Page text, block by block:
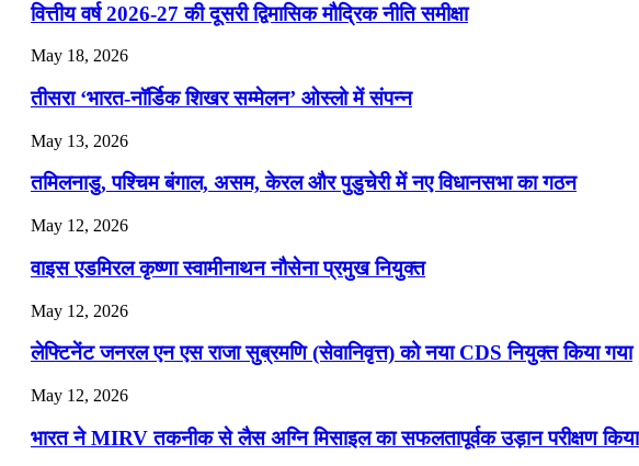
July 22, 2026
📝 डेली करेंट अफेयर्स: 19-21 जुलाई 2026
July 19, 2026
📝 डेली करेंट अफेयर्स: 16-18 जुलाई 2026
July 16, 2026
📝 डेली करेंट अफेयर्स: 13-15 जुलाई 2026
वित्तीय वर्ष 2026-27 की दूसरी द्विमासिक मौद्रिक नीति समीक्षा
May 18, 2026
तीसरा ‘भारत-नॉर्डिक शिखर सम्मेलन’ ओस्लो में संपन्न
May 13, 2026
तमिलनाडु, पश्चिम बंगाल, असम, केरल और पुडुचेरी में नए विधानसभा का गठन
May 12, 2026
वाइस एडमिरल कृष्णा स्वामीनाथन नौसेना प्रमुख नियुक्त
May 12, 2026
लेफ्टिनेंट जनरल एन एस राजा सुब्रमणि (सेवानिवृत्त) को नया CDS नियुक्त किया गया
May 12, 2026
भारत ने MIRV तकनीक से लैस अग्नि मिसाइल का सफलतापूर्वक उड़ान परीक्षण किया